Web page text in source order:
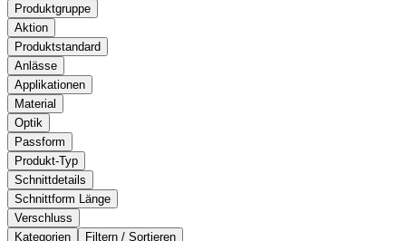
Produktgruppe
Aktion
Produktstandard
Anlässe
Applikationen
Material
Optik
Passform
Produkt-Typ
Schnittdetails
Schnittform Länge
Verschluss
Kategorien
Filtern / Sortieren